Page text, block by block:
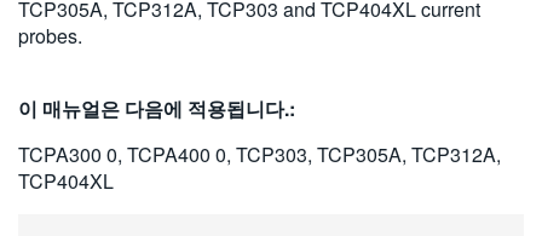
简体中文
한국어
繁體中文
TCP305A, TCP312A, TCP303 and TCP404XL current
probes.
이 매뉴얼은 다음에 적용됩니다.:
TCPA300 0, TCPA400 0, TCP303, TCP305A, TCP312A,
TCP404XL